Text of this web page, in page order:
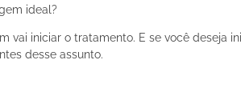
ideal?
vai iniciar o tratamento. E se você deseja
desse assunto.